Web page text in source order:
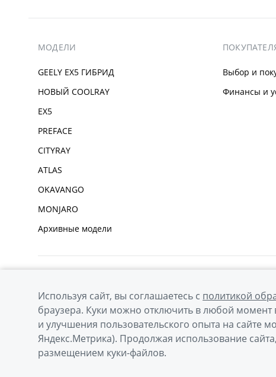
МОДЕЛИ
GEELY EX5 ГИБРИД
НОВЫЙ COOLRAY
EX5
PREFACE
CITYRAY
ATLAS
OKAVANGO
MONJARO
Архивные модели
Выбор и
Финансы и
© 2026 Официальный сайт Geely в России Политика
Используя сайт, вы соглашаетесь с политикой
браузера. Куки можно отключить в любой
и улучшения пользовательского опыта на сайте
Яндекс.Метрика). Продолжая использование
размещением куки-файлов.